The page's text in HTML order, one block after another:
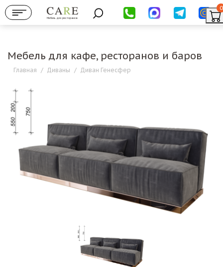
Мебель для ресторанов
0
Мебель для кафе, ресторанов и баров
Главная / Диваны / Диван Генесфер